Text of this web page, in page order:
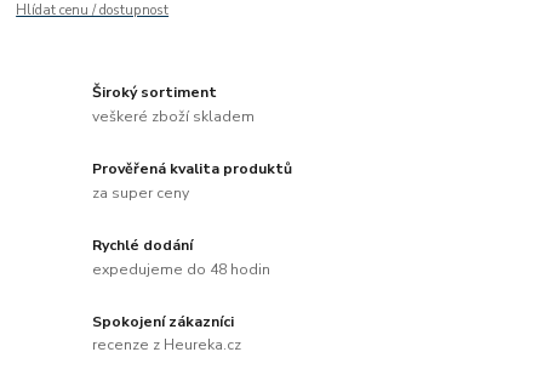
Hlídat cenu / dostupnost
Široký sortiment
veškeré zboží skladem
Prověřená kvalita produktů
za super ceny
Rychlé dodání
expedujeme do 48 hodin
Spokojení zákazníci
recenze z Heureka.cz